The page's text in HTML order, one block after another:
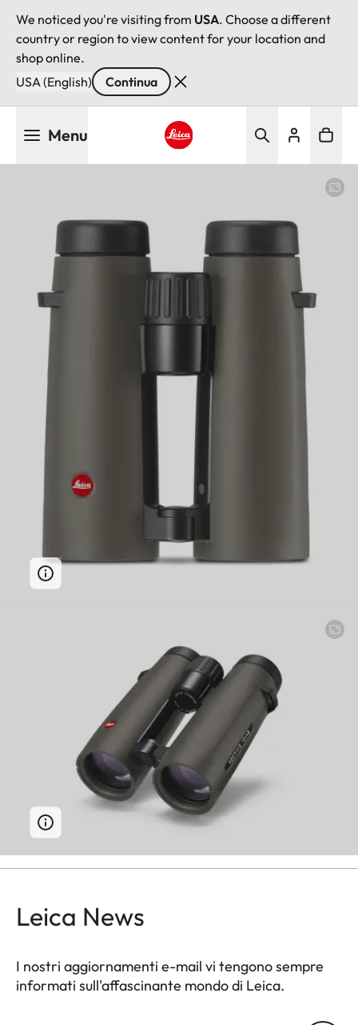
We noticed you're visiting from USA. Choose a different
country or region to view content for your location and
shop online.
USA (English)
Continua
Menu
Leica News
I nostri aggiornamenti e-mail vi tengono sempre
informati sull'affascinante mondo di Leica.